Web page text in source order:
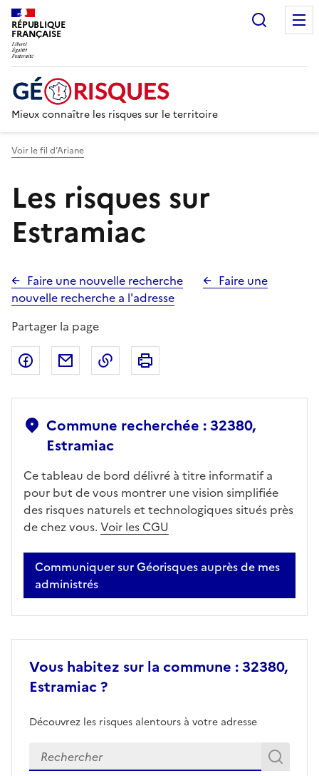
RÉPUBLIQUE
FRANÇAISE
Mieux connaître les risques sur le territoire
Voir le fil d’Ariane
Les risques sur
Estramiac
Faire une nouvelle recherche
Faire une
nouvelle recherche a l'adresse
Partager la page
Partager sur Facebook
Partager par emailCopier dans le presse-papier
Commune recherchée : 32380,
Estramiac
Ce tableau de bord délivré à titre informatif a
pour but de vous montrer une vision simplifiée
des risques naturels et technologiques situés près
de chez vous. Voir les CGU
Communiquer sur Géorisques auprès de mes
administrés
Vous habitez sur la commune : 32380,
Estramiac ?
Découvrez les risques alentours à votre adresse
Veuillez renseigner votre adresse exacte